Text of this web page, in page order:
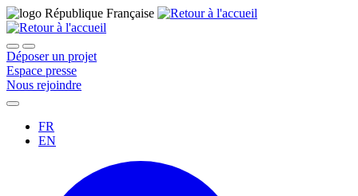
Déposer un projet
Espace presse
Nous rejoindre
FR
EN